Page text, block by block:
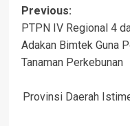
Post
navigation
Previous:
PTPN IV Regional 4
Adakan Bimtek Guna
Tanaman Perkebunan
Provinsi Daerah